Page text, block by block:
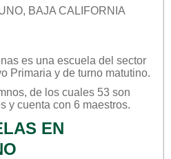
BAJA CALIFORNIA
es una escuela del sector
Primaria y de turno matutino.
de los cuales 53 son
y cuenta con 6 maestros.
EN